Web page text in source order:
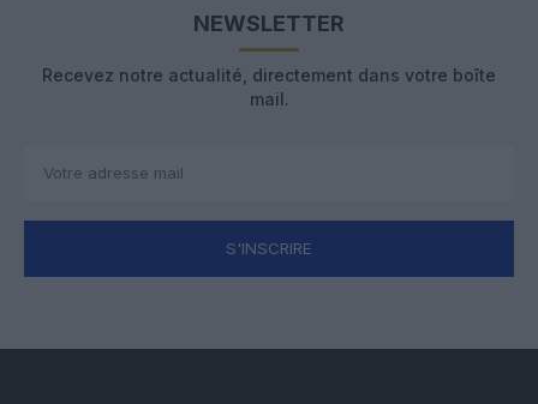
NEWSLETTER
Recevez notre actualité, directement dans votre boîte
mail.
S'INSCRIRE